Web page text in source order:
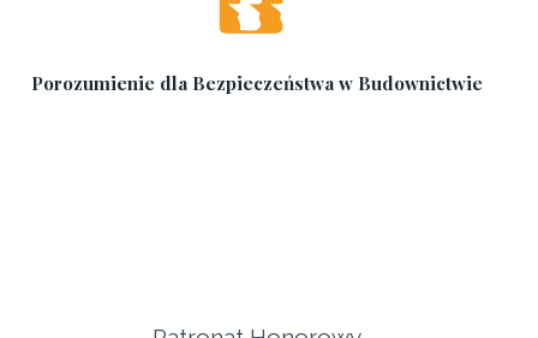
Porozumienie dla Bezpieczeństwa w Budownictwie